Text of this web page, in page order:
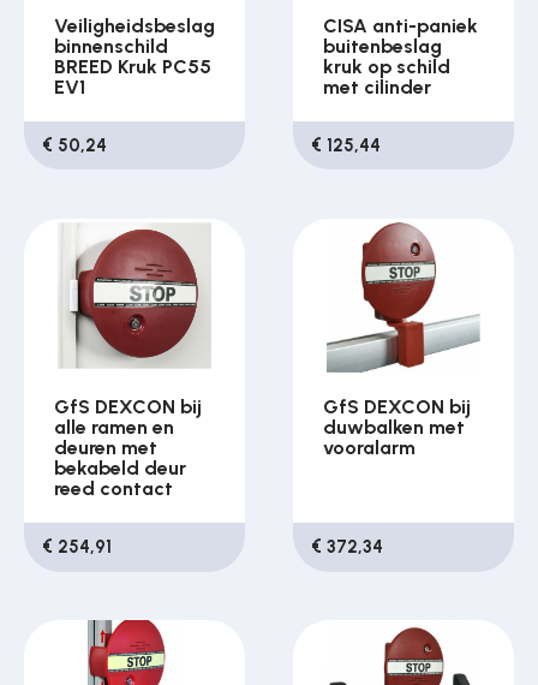
Veiligheidsbeslag
binnenschild
BREED Kruk PC55
EV1
€ 50,24
CISA anti-paniek
buitenbeslag
kruk op schild
met cilinder
€ 125,44
GfS DEXCON bij
alle ramen en
deuren met
bekabeld deur
reed contact
€ 254,91
GfS DEXCON bij
duwbalken met
vooralarm
€ 372,34